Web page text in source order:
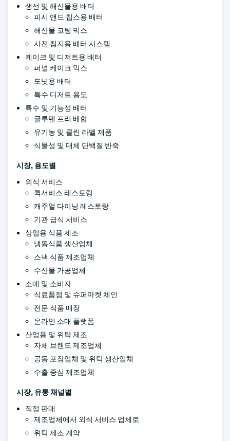
생선 및 해산물용 배터
피시 앤드 칩스용 배터
해산물 코팅 믹스
사전 침지용 배터 시스템
케이크 및 디저트용 배터
퍼널 케이크 믹스
도넛용 배터
특수 디저트 용도
특수 및 기능성 배터
글루텐 프리 배합
유기농 및 클린 라벨 제품
식물성 및 대체 단백질 반죽
시장, 용도별
외식 서비스
퀵서비스 레스토랑
캐주얼 다이닝 레스토랑
기관 급식 서비스
상업용 식품 제조
냉동식품 생산업체
스낵 식품 제조업체
수산물 가공업체
소매 및 소비자
식료품점 및 슈퍼마켓 체인
전문 식품 매장
온라인 소매 플랫폼
산업용 및 위탁 제조
자체 브랜드 제조업체
공동 포장업체 및 위탁 생산업체
수출 중심 제조업체
시장, 유통 채널별
직접 판매
제조업체에서 외식 서비스 업체로
위탁 제조 계약